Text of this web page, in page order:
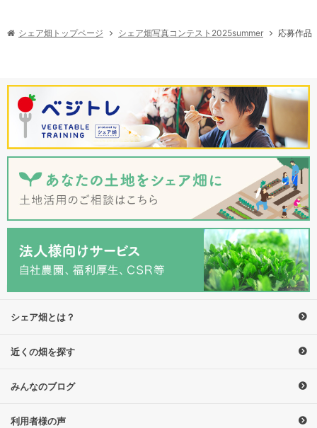
シェア畑トップページ シェア畑写真コンテスト2025summer 応募作品
シェア畑とは？
近くの畑を探す
みんなのブログ
利用者様の声